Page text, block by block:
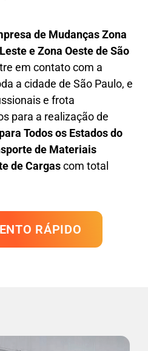
de Mudanças Zona
e Zona Oestede São
em contato com a
a cidade de São Paulo, e
e frota
para a realização de
Todos os Estados do
de Materiais
de Cargascom total
RÁPIDO